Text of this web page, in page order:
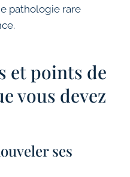
pathologie rare
et points de
vous devez
ses